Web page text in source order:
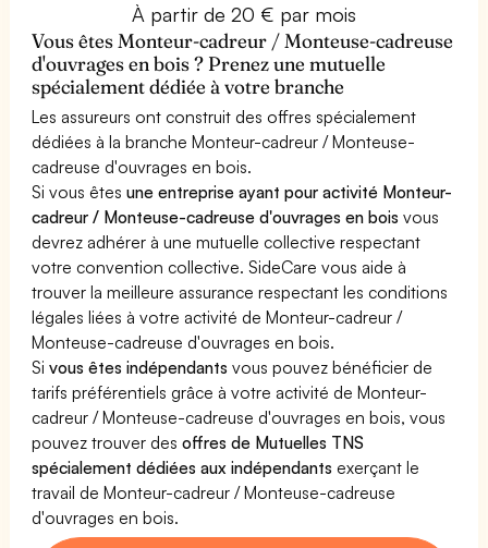
À partir de 20 € par mois
Vous êtes Monteur-cadreur / Monteuse-cadreuse
d'ouvrages en bois ? Prenez une mutuelle
spécialement dédiée à votre branche
Les assureurs ont construit des offres spécialement
dédiées à la branche Monteur-cadreur / Monteuse-
cadreuse d'ouvrages en bois.
Si vous êtesune entreprise ayant pour activité Monteur-
cadreur / Monteuse-cadreuse d'ouvrages en bois vous
devrez adhérer à une mutuelle collective respectant
votre convention collective. SideCare vous aide à
trouver la meilleure assurance respectant les conditions
légales liées à votre activité de Monteur-cadreur /
Monteuse-cadreuse d'ouvrages en bois.
Sivous êtes indépendants vous pouvez bénéficier de
tarifs préférentiels grâce à votre activité de Monteur-
cadreur / Monteuse-cadreuse d'ouvrages en bois, vous
pouvez trouver desoffres de Mutuelles TNS
spécialement dédiées aux indépendants exerçant le
travail de Monteur-cadreur / Monteuse-cadreuse
d'ouvrages en bois.